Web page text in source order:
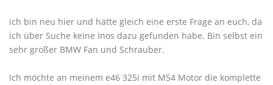
ich bin neu hier und hätte gleich eine erste Frage an euch, da
ich über Suche keine Inos dazu gefunden habe. Bin selbst ein
sehr großer BMW Fan und Schrauber.
Ich möchte an meinem e46 325i mit M54 Motor die komplette